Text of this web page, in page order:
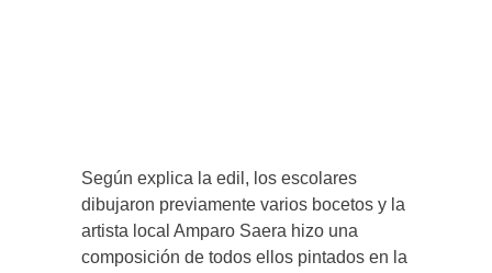
Según explica la edil, los escolares
dibujaron previamente varios bocetos y la
artista local Amparo Saera hizo una
composición de todos ellos pintados en la